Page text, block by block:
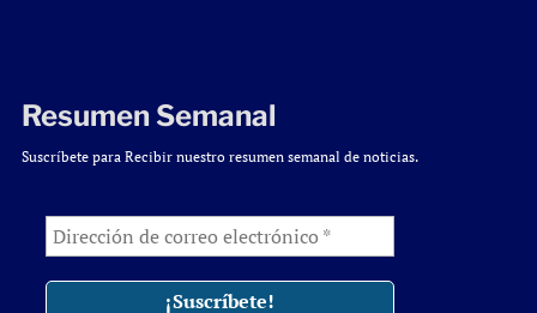
Resumen Semanal
Suscríbete para Recibir nuestro resumen semanal de noticias.